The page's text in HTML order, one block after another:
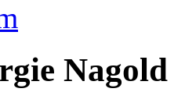
Nagold